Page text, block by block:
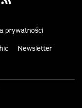
prywatności
Newsletter